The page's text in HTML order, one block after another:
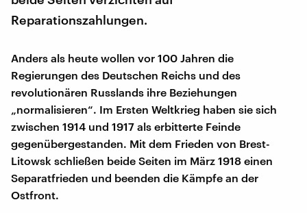
Reparationszahlungen.
Anders als heute wollen vor 100 Jahren die
Regierungen des Deutschen Reichs und des
revolutionären Russlands ihre Beziehungen
„normalisieren“. Im Ersten Weltkrieg haben sie sich
zwischen 1914 und 1917 als erbitterte Feinde
gegenübergestanden. Mit dem Frieden von Brest-
Litowsk schließen beide Seiten im März 1918 einen
Separatfrieden und beenden die Kämpfe an der
Ostfront.